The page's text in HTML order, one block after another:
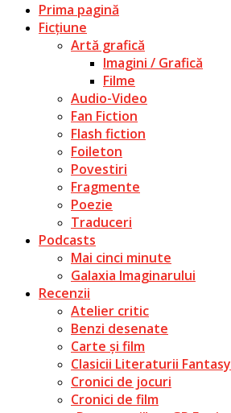
Prima pagină
Ficțiune
Artă grafică
Imagini / Grafică
Filme
Audio-Video
Fan Fiction
Flash fiction
Foileton
Povestiri
Fragmente
Poezie
Traduceri
Podcasts
Mai cinci minute
Galaxia Imaginarului
Recenzii
Atelier critic
Benzi desenate
Carte și film
Clasicii Literaturii Fantasy
Cronici de jocuri
Cronici de film